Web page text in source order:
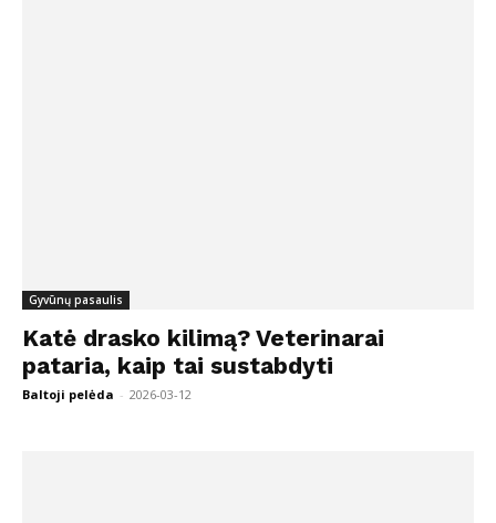
Gyvūnų pasaulis
Katė drasko kilimą? Veterinarai
pataria, kaip tai sustabdyti
Baltoji pelėda - 2026-03-12